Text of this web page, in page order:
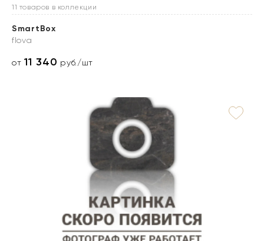
11 товаров в коллекции
SmartBox
flova
от11 340 руб./шт